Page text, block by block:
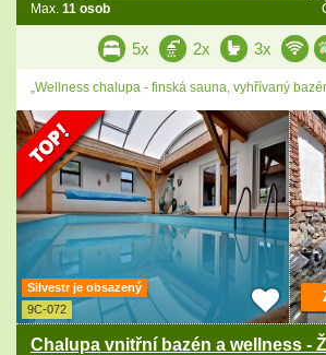
Max. 11 osob
5x 2x 3x
„Wellness chalupa - finská sauna, vyhřívaný
Silvestr je obsazený
9C-072
Chalupa vnitřní bazén a wellness -